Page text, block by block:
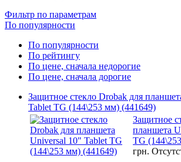
Фильтр по параметрам
По популярности
По популярности
По рейтингу
По цене, сначала недорогие
По цене, сначала дорогие
Защитное стекло Drobak для
Tablet TG (144\253 мм) (441649)
Защитное
планшета
TG
грн.